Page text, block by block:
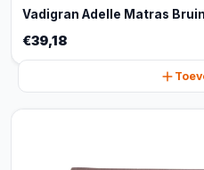
Vadigran Adelle Matras
€39,18